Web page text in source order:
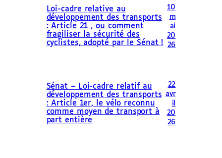
Loi-cadre relative au
développement des transports
: Article 21 , ou comment
fragiliser la sécurité des
cyclistes, adopté par le Sénat !
10
m
ai
20
26
Sénat – Loi-cadre relatif au
développement des transports
: Article 1er, le vélo reconnu
comme moyen de transport à
part entière
22
avr
il
20
26